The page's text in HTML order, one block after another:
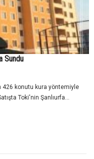
Sundu
426 konutu kura yöntemiyle
Toki'nin Şanlıurfa...